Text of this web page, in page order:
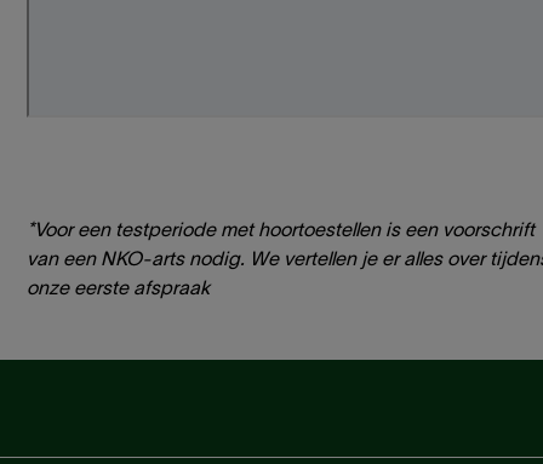
*Voor een testperiode met hoortoestellen is een voorschrift
van een NKO-arts nodig. We vertellen je er alles over
onze eerste afspraak